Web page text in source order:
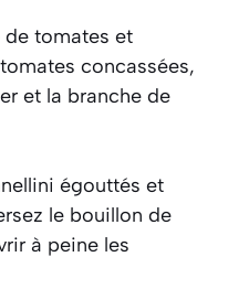
de tomates et
concassées,
et la branche de
égouttés et
le bouillon de
à peine les